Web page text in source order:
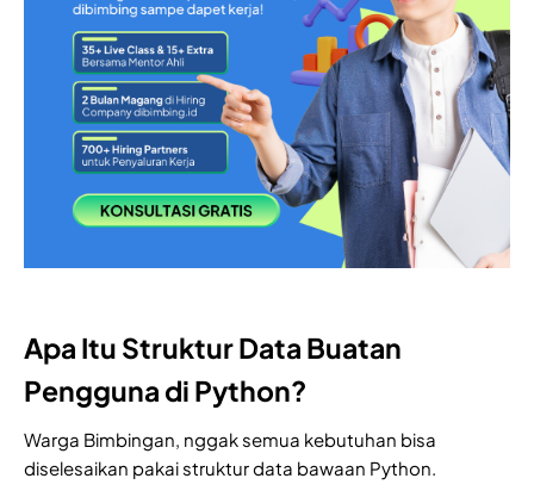
Apa Itu Struktur Data Buatan
Pengguna di Python?
Warga Bimbingan, nggak semua kebutuhan bisa
diselesaikan pakai struktur data bawaan Python.